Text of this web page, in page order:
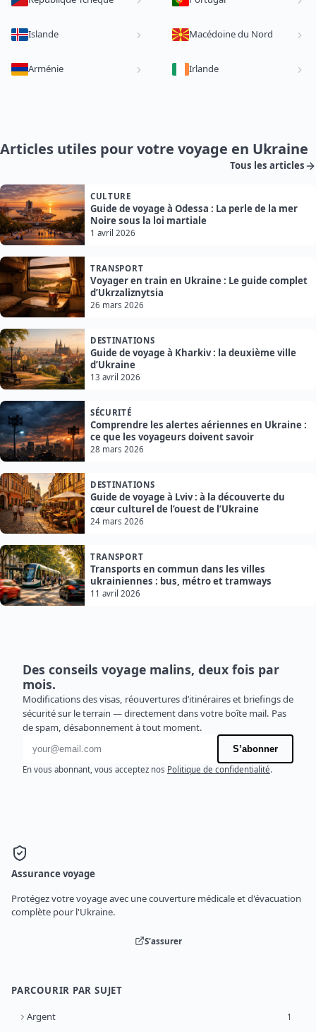
Islande Macédoine du Nord
Arménie Irlande
Articles utiles pour votre voyage en Ukraine
Tous les articles
CULTURE
Guide de voyage à Odessa : La perle de la mer
Noire sous la loi martiale
1 avril 2026
TRANSPORT
Voyager en train en Ukraine : Le guide complet
d’Ukrzaliznytsia
26 mars 2026
DESTINATIONS
Guide de voyage à Kharkiv : la deuxième ville
d’Ukraine
13 avril 2026
SÉCURITÉ
Comprendre les alertes aériennes en Ukraine :
ce que les voyageurs doivent savoir
28 mars 2026
DESTINATIONS
Guide de voyage à Lviv : à la découverte du
cœur culturel de l’ouest de l’Ukraine
24 mars 2026
TRANSPORT
Transports en commun dans les villes
ukrainiennes : bus, métro et tramways
11 avril 2026
Des conseils voyage malins, deux fois par
mois.
Modifications des visas, réouvertures d’itinéraires et briefings de
sécurité sur le terrain — directement dans votre boîte mail. Pas
de spam, désabonnement à tout moment.
Adresse e-mail
S’abonner
En vous abonnant, vous acceptez nos Politique de confidentialité.
Assurance voyage
Protégez votre voyage avec une couverture médicale et d'évacuation
complète pour l'Ukraine.
S'assurer
PARCOURIR PAR SUJET
Argent 1